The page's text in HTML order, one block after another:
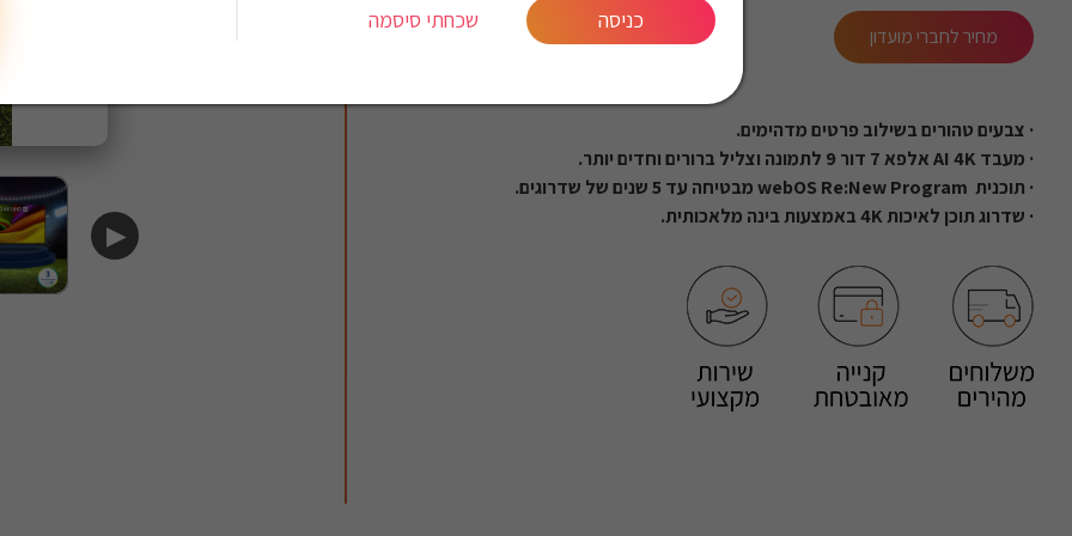
כניסה שכחתי סיסמה
מחיר לחברי מועדון
· צבעים טהורים בשילוב פרטים מדהימים.
· מעבד AI 4K אלפא 7 דור 9 לתמונה וצליל ברורים וחדים יותר.
· תוכנית webOS Re:New Program מבטיחה עד 5 שנים של שדרוגים.
· שדרוג תוכן לאיכות 4K באמצעות בינה מלאכותית.
▶